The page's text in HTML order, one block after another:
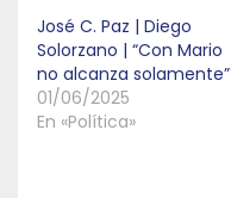
José C. Paz | Diego
Solorzano | “Con Mario
no alcanza solamente”
01/06/2025
En «Política»